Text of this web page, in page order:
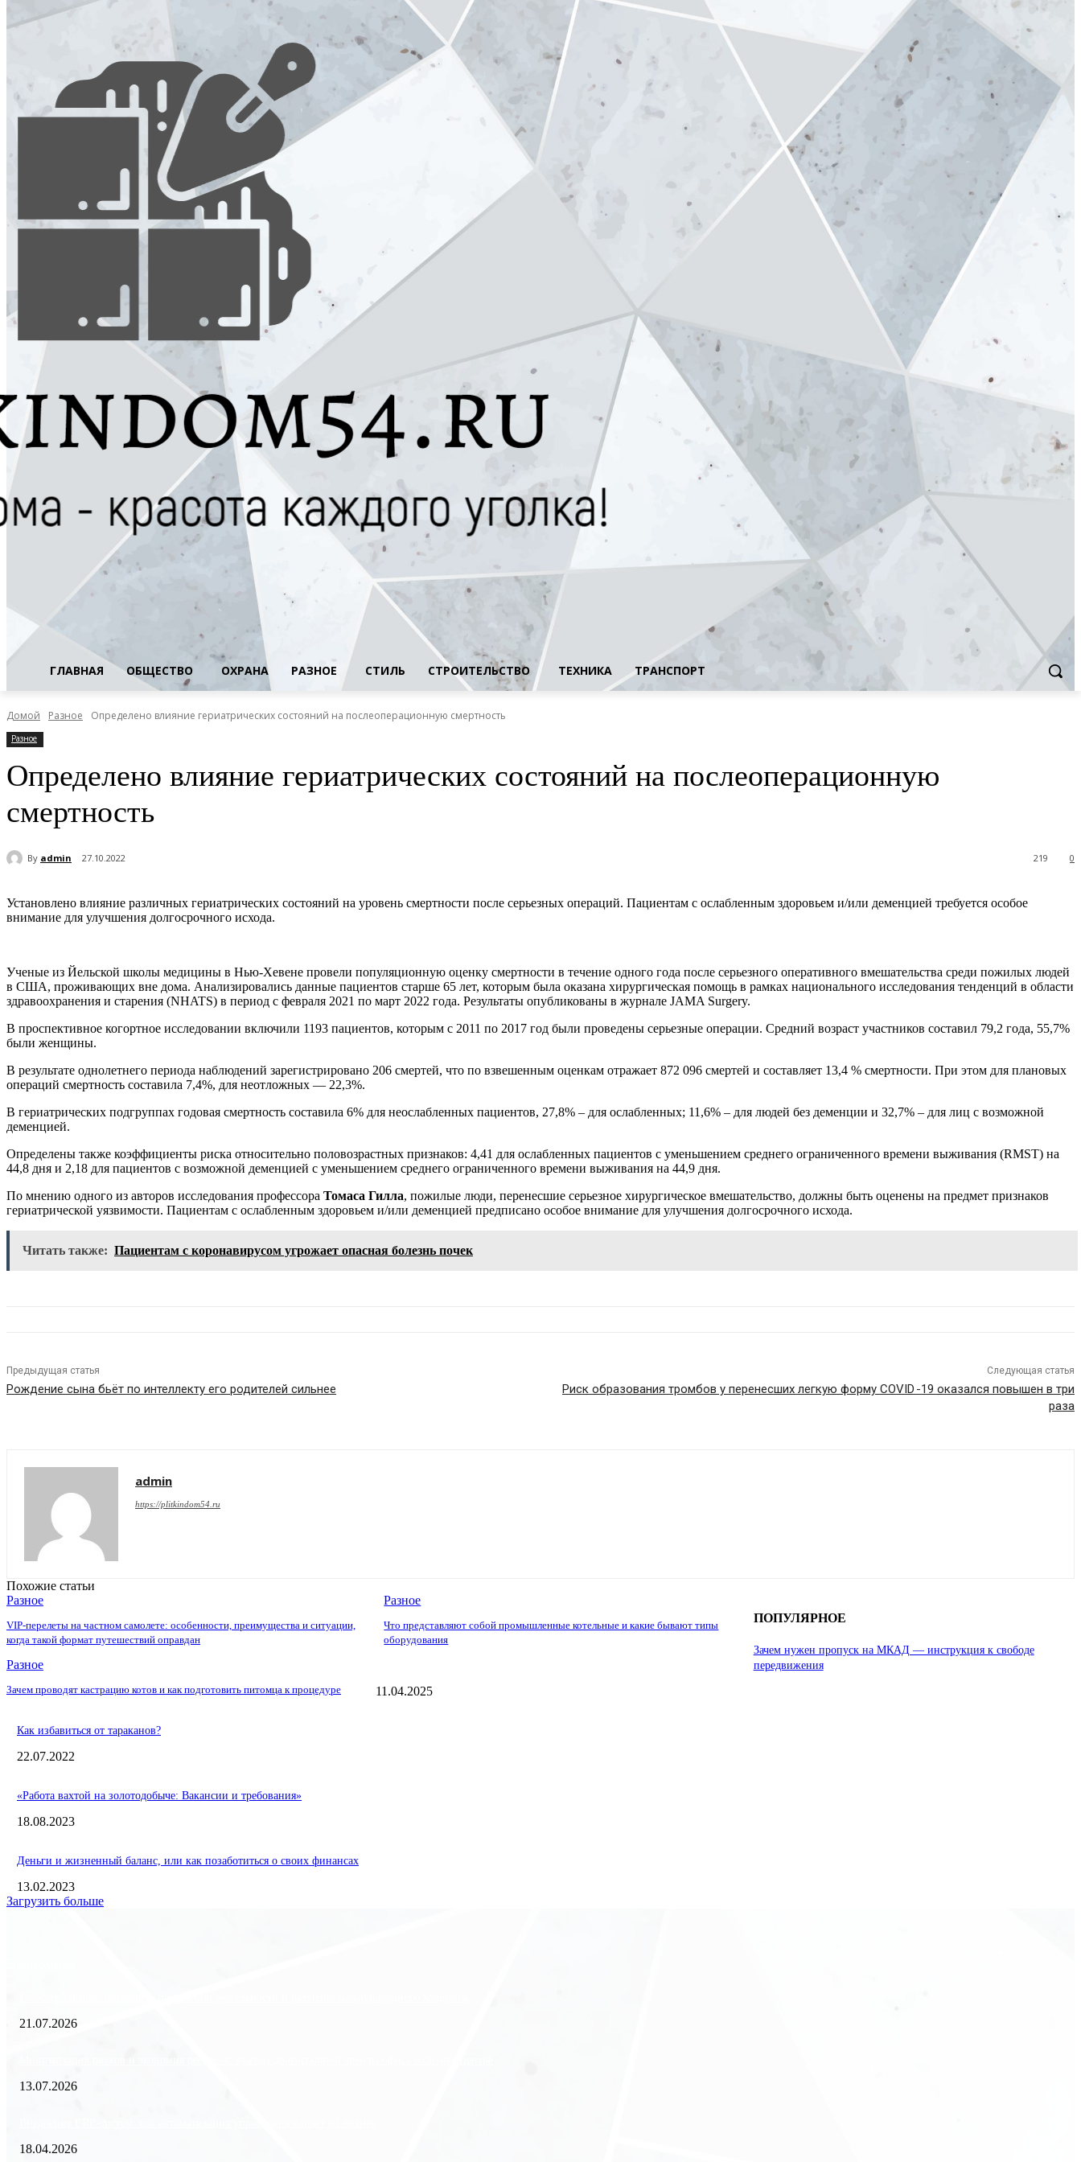
ГЛАВНАЯ ОБЩЕСТВО ОХРАНА РАЗНОЕ СТИЛЬ СТРОИТЕЛЬСТВО ТЕХНИКА ТРАНСПОРТ
Домой Разное Определено влияние гериатрических состояний на послеоперационную смертность
Разное
Определено влияние гериатрических состояний на послеоперационную
смертность
By admin 27.10.2022 0
219
Установлено влияние различных гериатрических состояний на уровень смертности после серьезных операций. Пациентам с ослабленным здоровьем и/или деменцией требуется особое
внимание для улучшения долгосрочного исхода.
Ученые из Йельской школы медицины в Нью-Хевене провели популяционную оценку смертности в течение одного года после серьезного оперативного вмешательства среди пожилых людей
в США, проживающих вне дома. Анализировались данные пациентов старше 65 лет, которым была оказана хирургическая помощь в рамках национального исследования тенденций в области
здравоохранения и старения (NHATS) в период с февраля 2021 по март 2022 года. Результаты опубликованы в журнале JAMA Surgery.
В проспективное когортное исследовании включили 1193 пациентов, которым с 2011 по 2017 год были проведены серьезные операции. Средний возраст участников составил 79,2 года, 55,7%
были женщины.
В результате однолетнего периода наблюдений зарегистрировано 206 смертей, что по взвешенным оценкам отражает 872 096 смертей и составляет 13,4 % смертности. При этом для плановых
операций смертность составила 7,4%, для неотложных — 22,3%.
В гериатрических подгруппах годовая смертность составила 6% для неослабленных пациентов, 27,8% – для ослабленных; 11,6% – для людей без деменции и 32,7% – для лиц с возможной
деменцией.
Определены также коэффициенты риска относительно половозрастных признаков: 4,41 для ослабленных пациентов с уменьшением среднего ограниченного времени выживания (RMST) на
44,8 дня и 2,18 для пациентов с возможной деменцией с уменьшением среднего ограниченного времени выживания на 44,9 дня.
По мнению одного из авторов исследования профессора Томаса Гилла, пожилые люди, перенесшие серьезное хирургическое вмешательство, должны быть оценены на предмет признаков
гериатрической уязвимости. Пациентам с ослабленным здоровьем и/или деменцией предписано особое внимание для улучшения долгосрочного исхода.
Читать также: Пациентам с коронавирусом угрожает опасная болезнь почек
Предыдущая статья
Рождение сына бьёт по интеллекту его родителей сильнее
Следующая статья
Риск образования тромбов у перенесших легкую форму COVID -19 оказался повышен в три
раза
admin
https://plitkindom54.ru
Похожие статьи
Разное
VIP-перелеты на частном самолете: особенности, преимущества и ситуации,
когда такой формат путешествий оправдан
Разное
Что представляют собой промышленные котельные и какие бывают типы
оборудования
Разное
Зачем проводят кастрацию котов и как подготовить питомца к процедуре
ПОПУЛЯРНОЕ
Зачем нужен пропуск на МКАД — инструкция к свободе
передвижения
11.04.2025
Как избавиться от тараканов?
22.07.2022
«Работа вахтой на золотодобыче: Вакансии и требования»
18.08.2023
Деньги и жизненный баланс, или как позаботиться о своих финансах
13.02.2023
Загрузить больше
21.07.2026
13.07.2026
18.04.2026